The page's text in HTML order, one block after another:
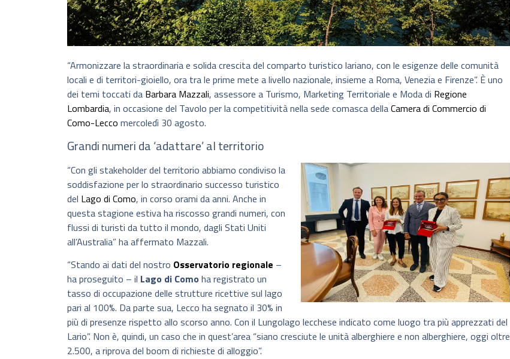
“Armonizzare la straordinaria e solida crescita del comparto turistico lariano, con le esigenze delle comunità
locali e di territori-gioiello, ora tra le prime mete a livello nazionale, insieme a Roma, Venezia e Firenze”. È uno
dei temi toccati da Barbara Mazzali, assessore a Turismo, Marketing Territoriale e Moda di Regione
Lombardia, in occasione del Tavolo per la competitività nella sede comasca dellaCamera di Commercio di
Como-Lecco mercoledì 30 agosto.
Grandi numeri da ‘adattare’ al territorio
“Con gli stakeholder del territorio abbiamo condiviso la
soddisfazione per lo straordinario successo turistico
del Lago di Como, in corso orami da anni. Anche in
questa stagione estiva ha riscosso grandi numeri, con
flussi di turisti da tutto il mondo, dagli Stati Uniti
all’Australia” ha affermato Mazzali.
“Stando ai dati del nostro Osservatorio regionale –
ha proseguito – il Lago di Como ha registrato un
tasso di occupazione delle strutture ricettive sul lago
pari al 100%. Da parte sua, Lecco ha segnato il 30% in
più di presenze rispetto allo scorso anno. Con il Lungolago lecchese indicato come luogo tra più apprezzati del
Lario”. Non è, quindi, un caso che in quest’area “siano cresciute le unità alberghiere e non alberghiere, oggi oltre
2.500, a riprova del boom di richieste di alloggio”.